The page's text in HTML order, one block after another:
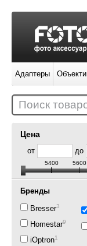
Цена
от до
5400 5600
Бренды
Bresser3
Homestar9
iOptron1
Адаптеры
Поиск